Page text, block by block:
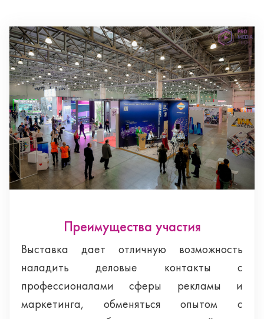
Преимущества участия
Выставка дает отличную возможность
наладить деловые контакты с
профессионалами сферы рекламы и
маркетинга, обменяться опытом с